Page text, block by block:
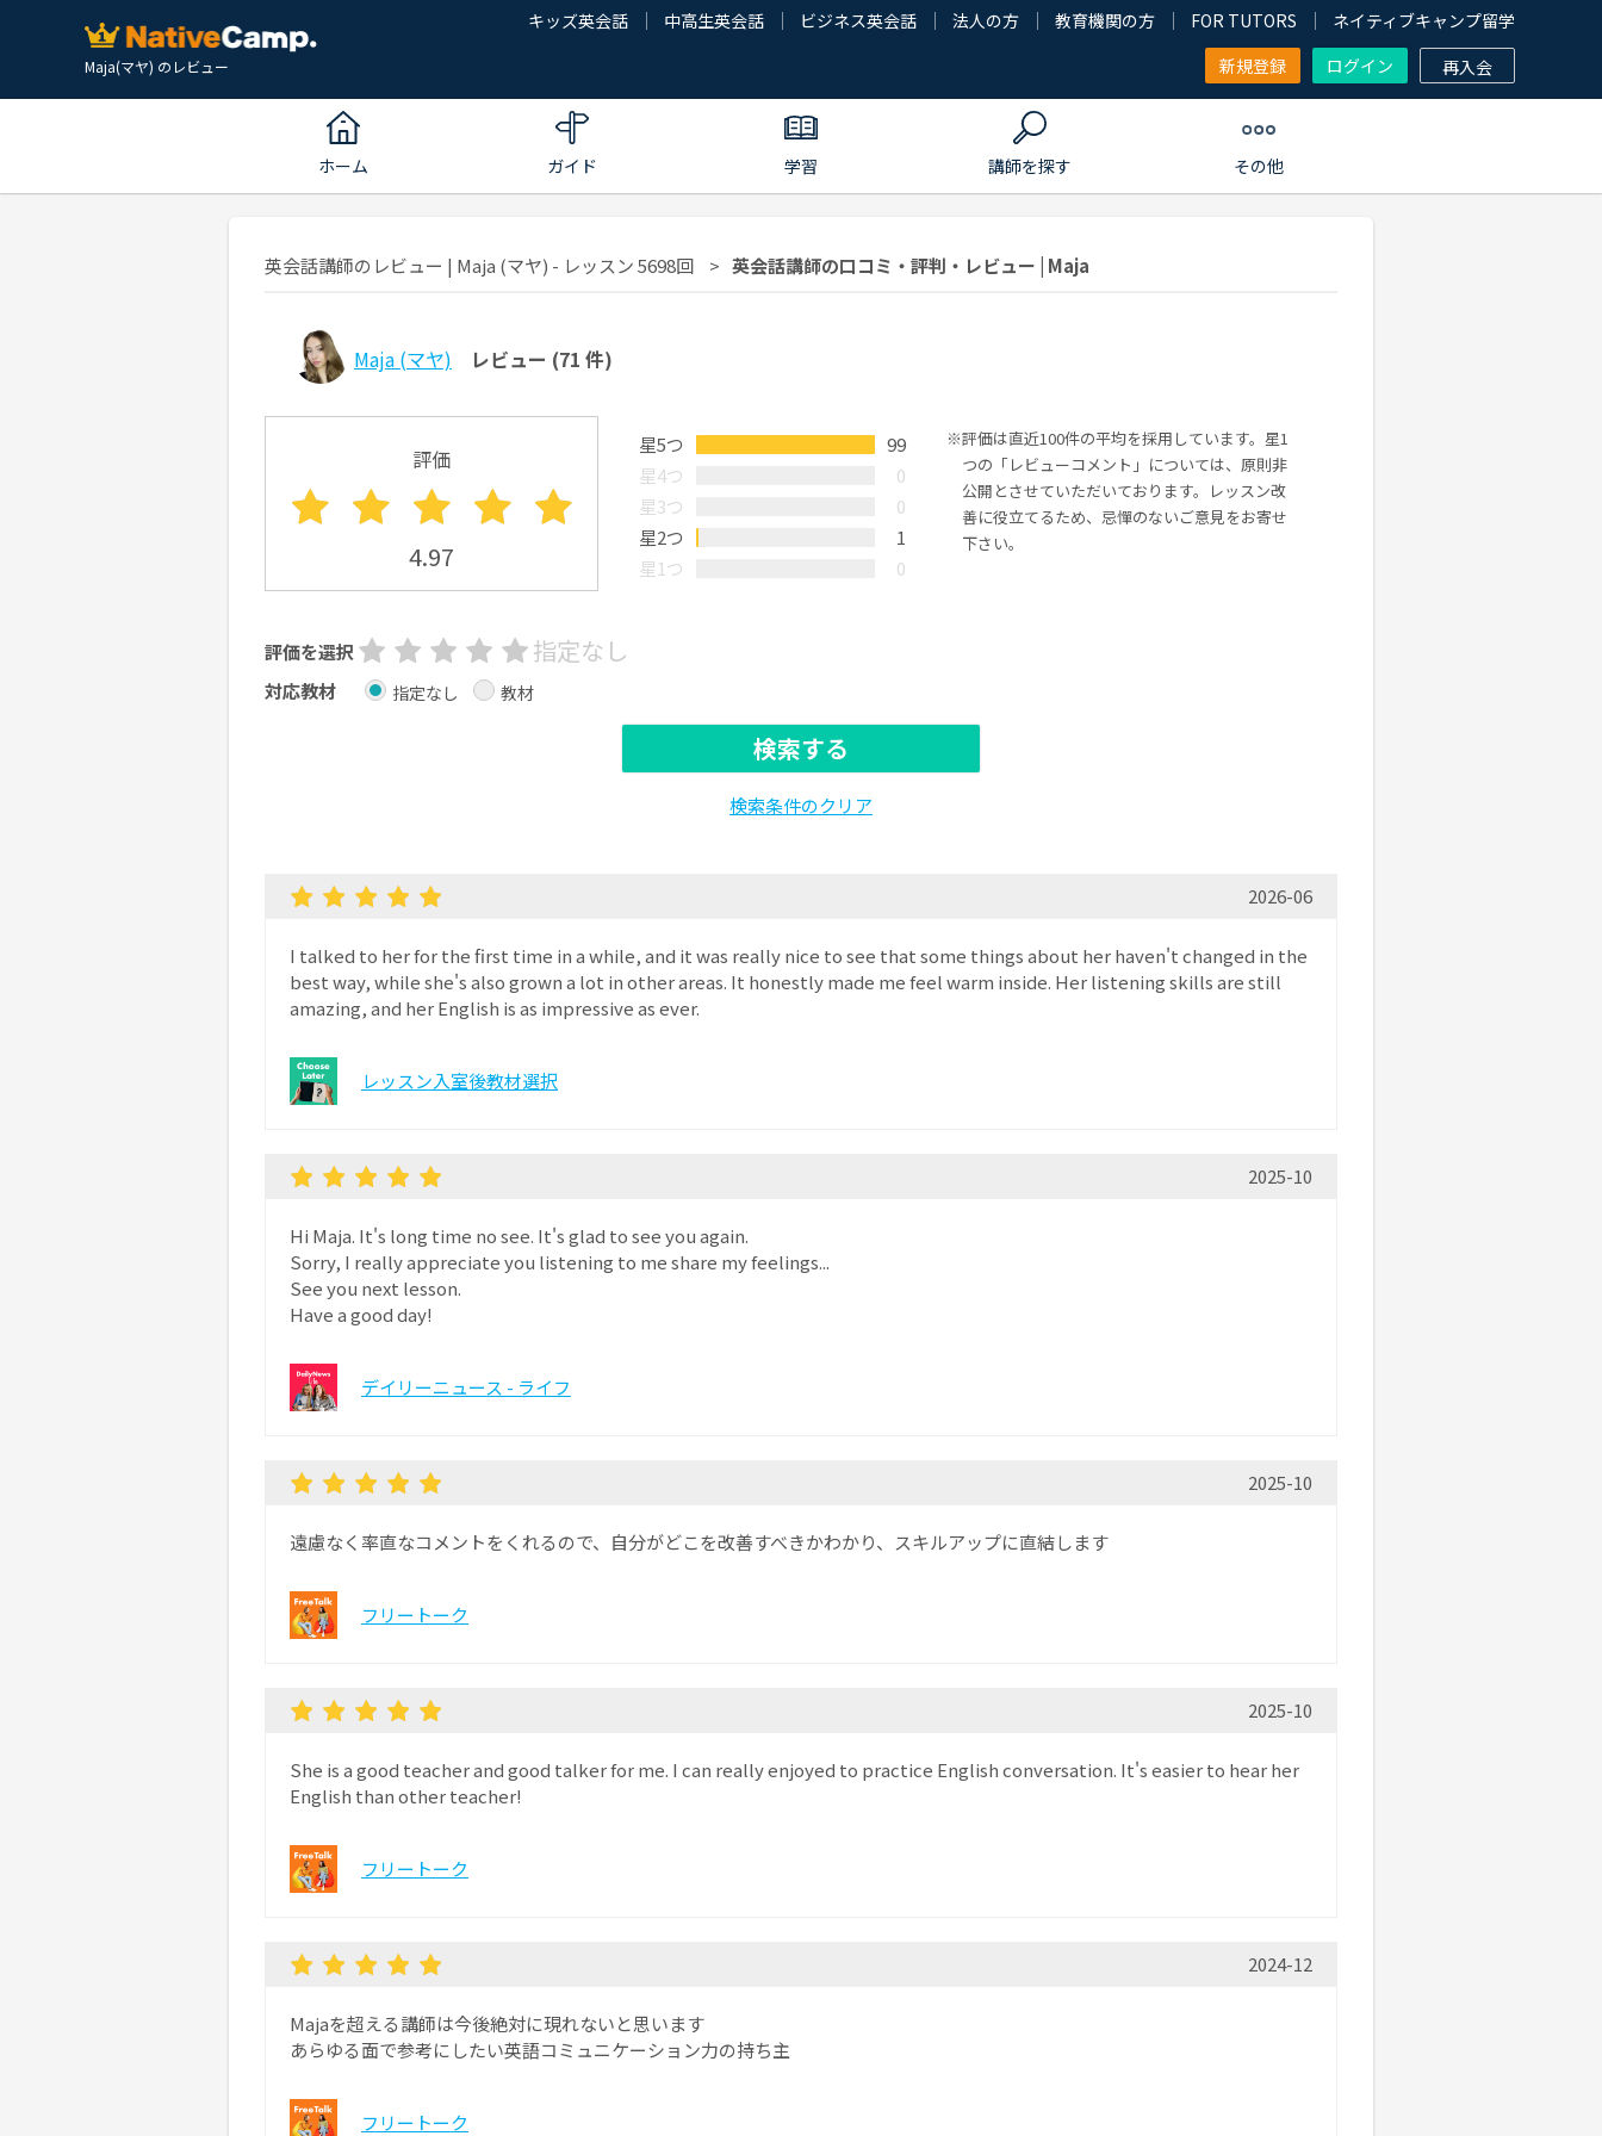
Maja(マヤ) のレビュー
キッズ英会話 中高生英会話 ビジネス英会話 法人の方 教育機関の方 FOR TUTORS
ネイティブキャンプ留学
新規登録
ログイン 再入会
ホーム ガイド 学習 講師を探す その他
英会話講師のレビュー | Maja (マヤ) - レッスン 5698回 英会話講師の口コミ・評判・レビュー | Maja
Maja (マヤ) レビュー (71 件)
評価
4.97
星5つ
99
星4つ
0
星3つ
0
星2つ
1
星1つ
0
評価は直近100件の平均を採用しています。星1
つの「レビューコメント」については、原則非
公開とさせていただいております。レッスン改
善に役立てるため、忌憚のないご意見をお寄せ
下さい。
評価を選択 指定なし
対応教材 指定なし 教材
検索する
検索条件のクリア
2026-06
I talked to her for the first time in a while, and it was really nice to see that some things about her haven't changed in the
best way, while she's also grown a lot in other areas. It honestly made me feel warm inside. Her listening skills are still
amazing, and her English is as impressive as ever.
レッスン入室後教材選択
2025-10
Hi Maja. It's long time no see. It's glad to see you again.
Sorry, I really appreciate you listening to me share my feelings...
See you next lesson.
Have a good day!
デイリーニュース - ライフ
2025-10
遠慮なく率直なコメントをくれるので、自分がどこを改善すべきかわかり、スキルアップに直結します
フリートーク
2025-10
She is a good teacher and good talker for me. I can really enjoyed to practice English conversation. It's easier to hear her
English than other teacher!
フリートーク
2024-12
Majaを超える講師は今後絶対に現れないと思います
あらゆる面で参考にしたい英語コミュニケーション力の持ち主
フリートーク